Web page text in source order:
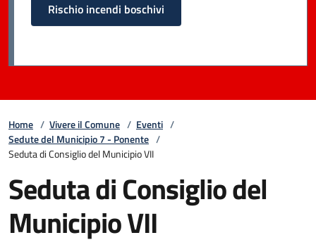
Rischio incendi boschivi
Home / Vivere il Comune / Eventi /
Sedute del Municipio 7 - Ponente /
Seduta di Consiglio del Municipio VII
Seduta di Consiglio del
Municipio VII